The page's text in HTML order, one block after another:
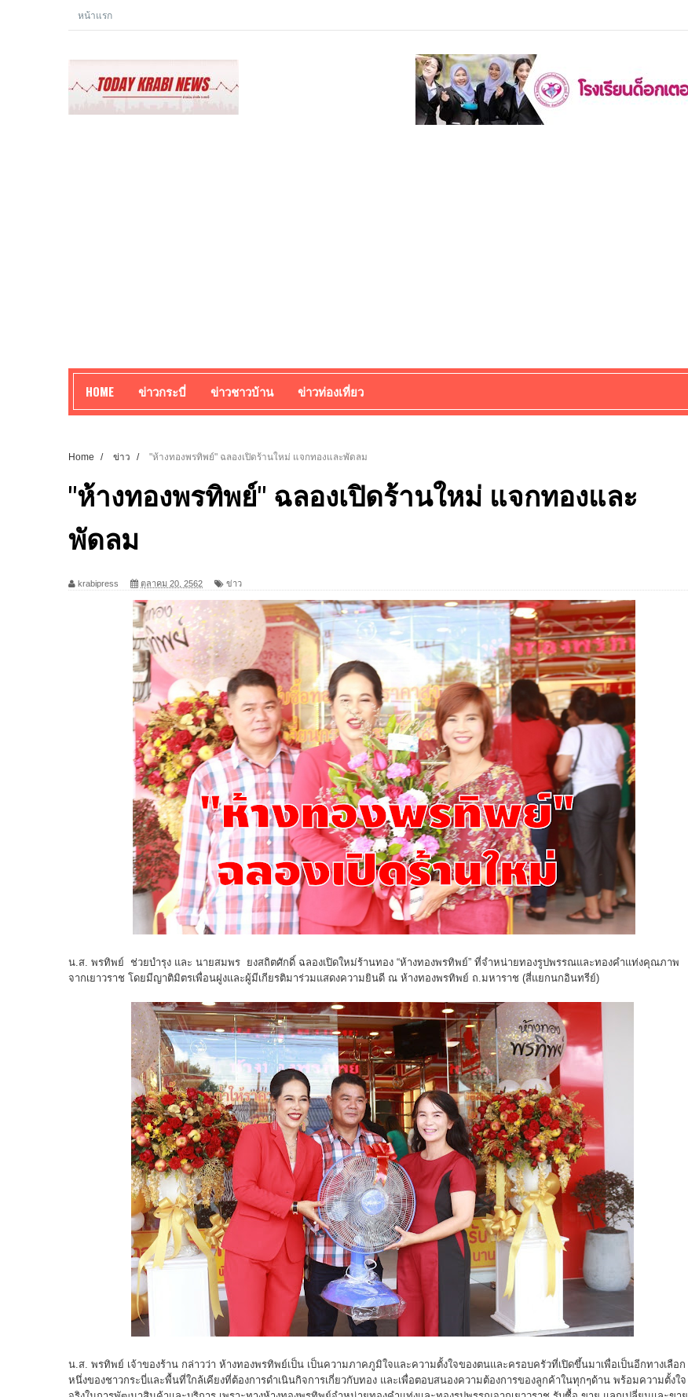
หน้าแรก
HOME ข่าวกระบี่ ข่าวชาวบ้าน ข่าวท่องเที่ยว
Home / ข่าว / "ห้างทองพรทิพย์" ฉลองเปิดร้านใหม่ แจกทองและพัดลม
"ห้างทองพรทิพย์" ฉลองเปิดร้านใหม่ แจกทองและ
พัดลม
krabipress ตุลาคม 20, 2562 ข่าว
น.ส. พรทิพย์ ช่วยบำรุง และ นายสมพร ยงสถิตศักดิ์ ฉลองเปิดใหม่ร้านทอง “ห้างทองพรทิพย์” ที่จำหน่ายทองรูปพรรณและทองคำแท่งคุณภาพ
จากเยาวราช โดยมีญาติมิตรเพื่อนฝูงและผู้มีเกียรติมาร่วมแสดงความยินดี ณ ห้างทองพรทิพย์ ถ.มหาราช (สี่แยกนกอินทรีย์)
น.ส. พรทิพย์ เจ้าของร้าน กล่าวว่า ห้างทองพรทิพย์เป็น เป็นความภาคภูมิใจและความตั้งใจของตนและครอบครัวที่เปิดขึ้นมาเพื่อเป็นอีกทางเลือก
หนึ่งของชาวกระบี่และพื้นที่ใกล้เคียงที่ต้องการดำเนินกิจการเกี่ยวกับทอง และเพื่อตอบสนองความต้องการของลูกค้าในทุกๆด้าน พร้อมความตั้งใจ